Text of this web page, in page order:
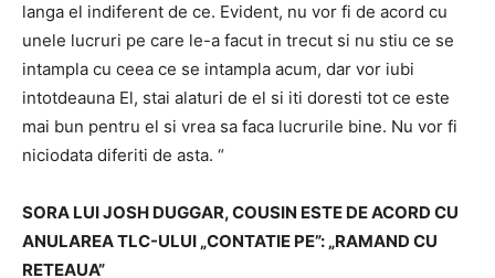
langa el indiferent de ce. Evident, nu vor fi de acord cu
unele lucruri pe care le-a facut in trecut si nu stiu ce se
intampla cu ceea ce se intampla acum, dar vor iubi
intotdeauna El, stai alaturi de el si iti doresti tot ce este
mai bun pentru el si vrea sa faca lucrurile bine. Nu vor fi
niciodata diferiti de asta. “
SORA LUI JOSH DUGGAR, COUSIN ESTE DE ACORD CU
ANULAREA TLC-ULUI „CONTATIE PE”: „RAMAND CU
RETEAUA”